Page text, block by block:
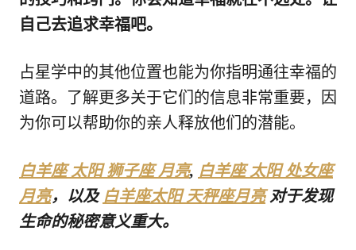
自己去追求幸福吧。
占星学中的其他位置也能为你指明通往幸福的
道路。了解更多关于它们的信息非常重要，因
为你可以帮助你的亲人释放他们的潜能。
白羊座 太阳 狮子座 月亮, 白羊座 太阳 处女座
月亮，以及 白羊座太阳 天秤座月亮对于发现
生命的秘密意义重大。